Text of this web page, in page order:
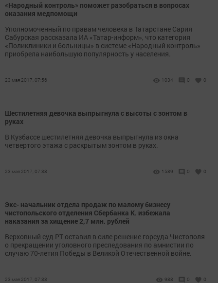
«Народный контроль» поможет разобраться в вопросах
оказания медпомощи
Уполномоченный по правам человека в Татарстане Сария
Сабурская рассказала ИА «Татар-информ», что категория
«Поликлиники и больницы» в системе «Народный контроль»
приобрела наибольшую популярность у населения.
23 мая 2017, 07:56 1034 0 0
Шестилетняя девочка выпрыгнула с высоты с зонтом в
руках
В Кузбассе шестилетняя девочка выпрыгнула из окна
четвертого этажа с раскрытым зонтом в руках.
23 мая 2017, 07:38 1589 0 0
Экс- начальник отдела продаж по малому бизнесу
чистопольского отделения Сбербанка К. избежала
наказания за хищение 2,7 млн. рублей
Верховный суд РТ оставил в силе решение горсуда Чистополя
о прекращении уголовного преследования по амнистии по
случаю 70-летия Победы в Великой Отечественной войне.
23 мая 2017, 07:33 988 0 0